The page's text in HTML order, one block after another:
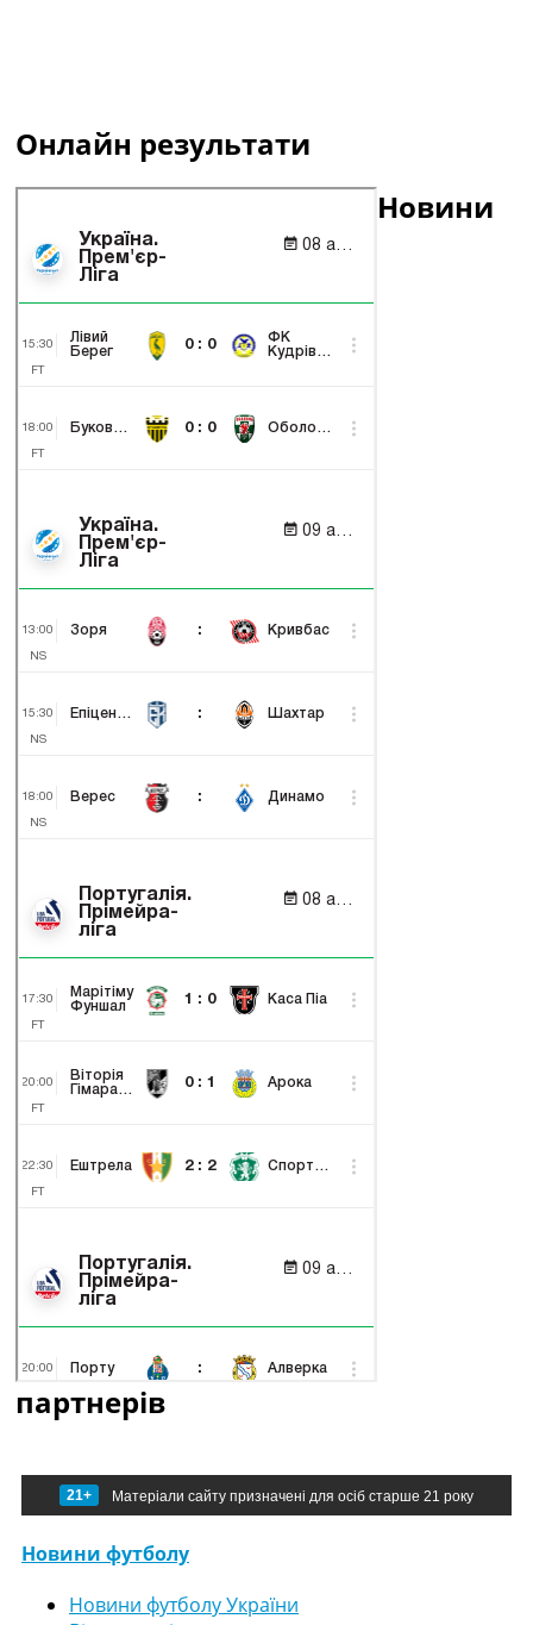
Онлайн результати
Новини
партнерів
21+ Матеріали сайту призначені для осіб старше 21 року
Новини футболу
Новини футболу України